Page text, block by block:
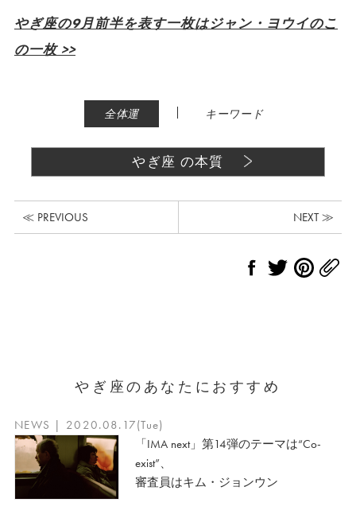
やぎ座の9月前半を表す一枚はジャン・ヨウイのこ
の一枚 >>
全体運 | キーワード
やぎ座 の本質
≪ PREVIOUS NEXT ≫
やぎ座のあなたにおすすめ
NEWS | 2020.08.17(Tue)
「IMA next」第14弾のテーマは“Co-
exist”、
審査員はキム・ジョンウン